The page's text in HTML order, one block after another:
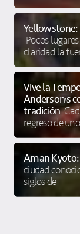
Yellowstone:
Pocos
claridad la
Vive la
Anderson’s
tradición
regreso de
Aman
ciudad
siglos de